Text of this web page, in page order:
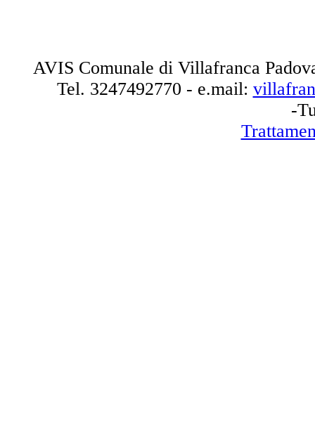
AVIS Comunale di Villafranca
Tel. 3247492770 - e.mail:
-